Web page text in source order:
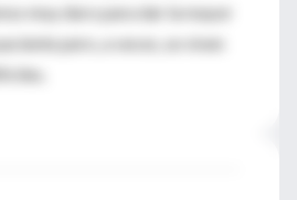
muy duro para dar la mayor
pero, a veces, se viven